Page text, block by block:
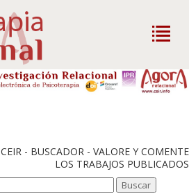
CEIR - BUSCADOR - VALORE Y COMENTE
LOS TRABAJOS PUBLICADOS